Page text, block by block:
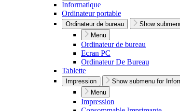
Informatique
Ordinateur portable
Ordinateur de bureau
Show
Menu
Ordinateur de bureau
Ecran PC
Ordinateur De Bureau
Tablette
Impression
Show submenu for
Menu
Impression